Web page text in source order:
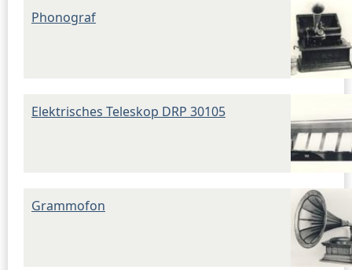
Phonograf
Elektrisches Teleskop DRP 30105
Grammofon